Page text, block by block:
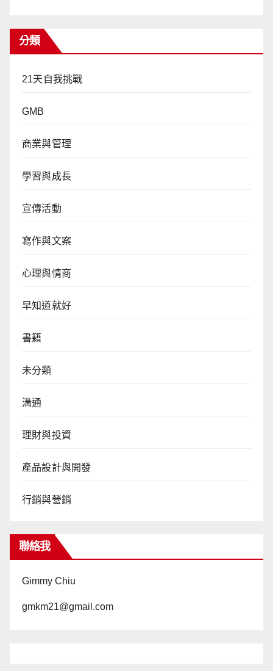
分類
21天自我挑戰
GMB
商業與管理
學習與成長
宣傳活動
寫作與文案
心理與情商
早知道就好
書籍
未分類
溝通
理財與投資
產品設計與開發
行銷與營銷
聯絡我
Gimmy Chiu
gmkm21@gmail.com